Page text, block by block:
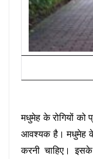
मधुमेह के रोगियों को
आवश्यक है। मधुमेह के
करनी चाहिए।